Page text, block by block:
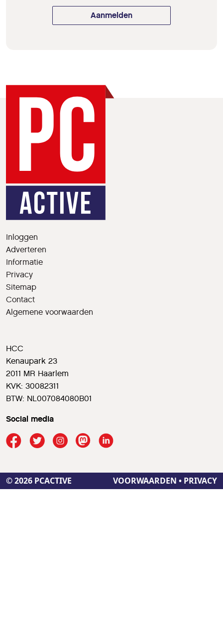
Aanmelden
Inloggen
Adverteren
Informatie
Privacy
Sitemap
Contact
Algemene voorwaarden
HCC
Kenaupark 23
2011 MR Haarlem
KVK: 30082311
BTW: NL007084080B01
Social media
© 2026 PCACTIVE VOORWAARDEN • PRIVACY